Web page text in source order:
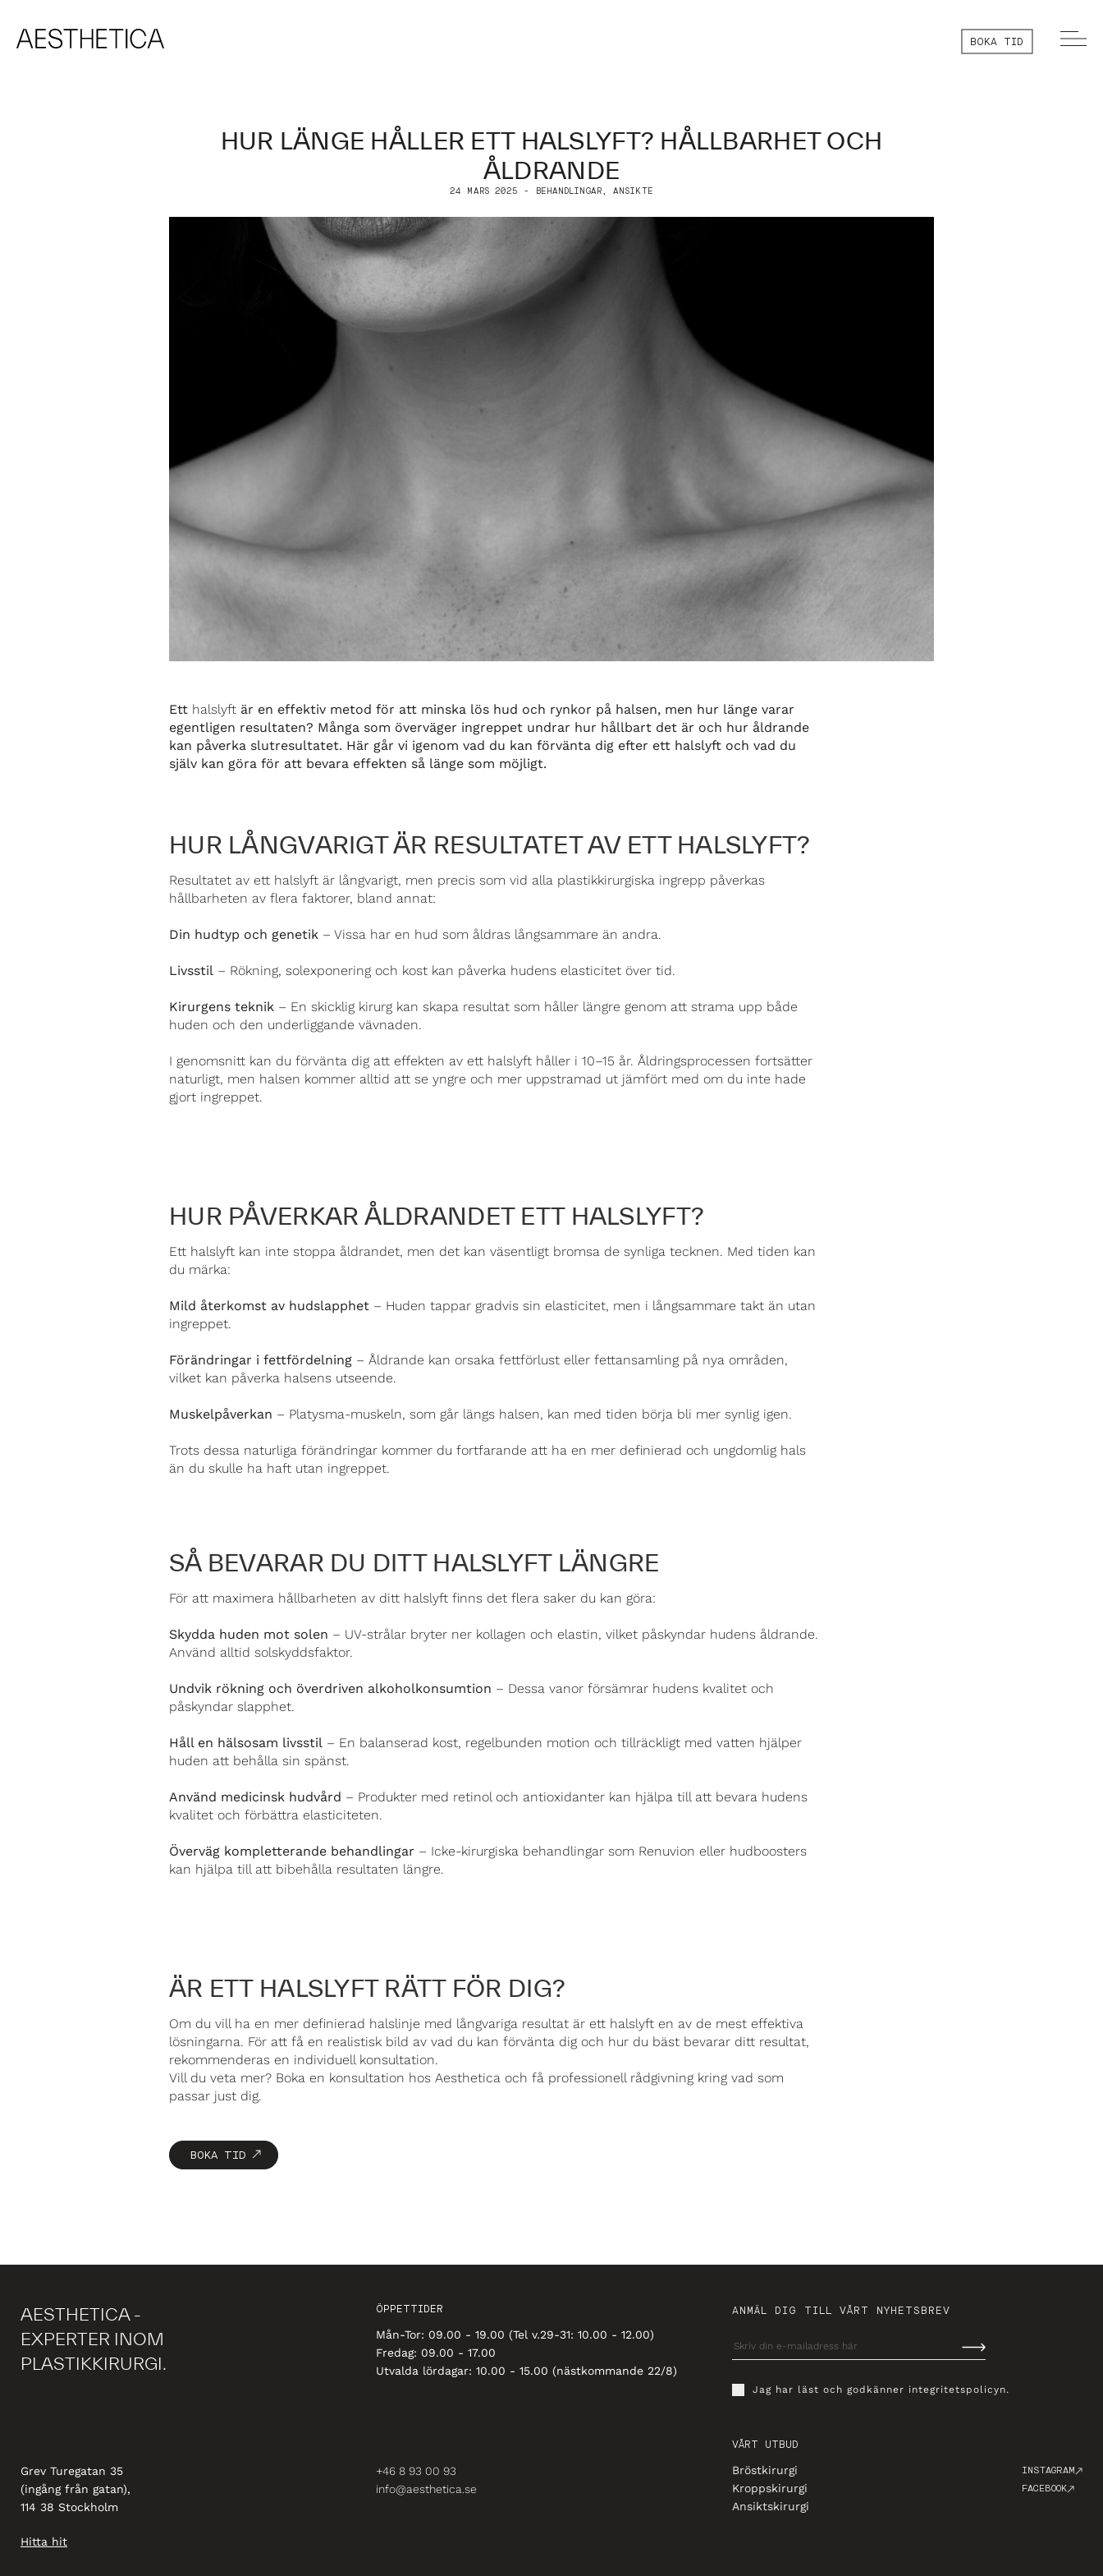
BOKA TID
HUR LÄNGE HÅLLER ETT HALSLYFT? HÅLLBARHET OCH
ÅLDRANDE
24 MARS 2025 - BEHANDLINGAR, ANSIKTE
Ett halslyft är en effektiv metod för att minska lös hud och rynkor på halsen, men hur länge varar
egentligen resultaten? Många som överväger ingreppet undrar hur hållbart det är och hur åldrande
kan påverka slutresultatet. Här går vi igenom vad du kan förvänta dig efter ett halslyft och vad du
själv kan göra för att bevara effekten så länge som möjligt.
HUR LÅNGVARIGT ÄR RESULTATET AV ETT HALSLYFT?
Resultatet av ett halslyft är långvarigt, men precis som vid alla plastikkirurgiska ingrepp påverkas
hållbarheten av flera faktorer, bland annat:
Din hudtyp och genetik – Vissa har en hud som åldras långsammare än andra.
Livsstil – Rökning, solexponering och kost kan påverka hudens elasticitet över tid.
Kirurgens teknik – En skicklig kirurg kan skapa resultat som håller längre genom att strama upp både
huden och den underliggande vävnaden.
I genomsnitt kan du förvänta dig att effekten av ett halslyft håller i 10–15 år. Åldringsprocessen fortsätter
naturligt, men halsen kommer alltid att se yngre och mer uppstramad ut jämfört med om du inte hade
gjort ingreppet.
HUR PÅVERKAR ÅLDRANDET ETT HALSLYFT?
Ett halslyft kan inte stoppa åldrandet, men det kan väsentligt bromsa de synliga tecknen. Med tiden kan
du märka:
Mild återkomst av hudslapphet – Huden tappar gradvis sin elasticitet, men i långsammare takt än utan
ingreppet.
Förändringar i fettfördelning – Åldrande kan orsaka fettförlust eller fettansamling på nya områden,
vilket kan påverka halsens utseende.
Muskelpåverkan – Platysma-muskeln, som går längs halsen, kan med tiden börja bli mer synlig igen.
Trots dessa naturliga förändringar kommer du fortfarande att ha en mer definierad och ungdomlig hals
än du skulle ha haft utan ingreppet.
SÅ BEVARAR DU DITT HALSLYFT LÄNGRE
För att maximera hållbarheten av ditt halslyft finns det flera saker du kan göra:
Skydda huden mot solen – UV-strålar bryter ner kollagen och elastin, vilket påskyndar hudens åldrande.
Använd alltid solskyddsfaktor.
Undvik rökning och överdriven alkoholkonsumtion – Dessa vanor försämrar hudens kvalitet och
påskyndar slapphet.
Håll en hälsosam livsstil – En balanserad kost, regelbunden motion och tillräckligt med vatten hjälper
huden att behålla sin spänst.
Använd medicinsk hudvård – Produkter med retinol och antioxidanter kan hjälpa till att bevara hudens
kvalitet och förbättra elasticiteten.
Överväg kompletterande behandlingar – Icke-kirurgiska behandlingar som Renuvion eller hudboosters
kan hjälpa till att bibehålla resultaten längre.
ÄR ETT HALSLYFT RÄTT FÖR DIG?
Om du vill ha en mer definierad halslinje med långvariga resultat är ett halslyft en av de mest effektiva
lösningarna. För att få en realistisk bild av vad du kan förvänta dig och hur du bäst bevarar ditt resultat,
rekommenderas en individuell konsultation.
Vill du veta mer? Boka en konsultation hos Aesthetica och få professionell rådgivning kring vad som
passar just dig.
BOKA TID
AESTHETICA -
EXPERTER INOM
PLASTIKKIRURGI.
ÖPPETTIDER
Mån-Tor: 09.00 - 19.00 (Tel v.29-31: 10.00 - 12.00)
Fredag: 09.00 - 17.00
Utvalda lördagar: 10.00 - 15.00 (nästkommande 22/8)
ANMÄL DIG TILL VÅRT NYHETSBREV
Jag har läst och godkänner integritetspolicyn.
Grev Turegatan 35
(ingång från gatan),
114 38 Stockholm
Hitta hit
+46 8 93 00 93
info@aesthetica.se
VÅRT UTBUD
Bröstkirurgi
Kroppskirurgi
Ansiktskirurgi
INSTAGRAM
FACEBOOK